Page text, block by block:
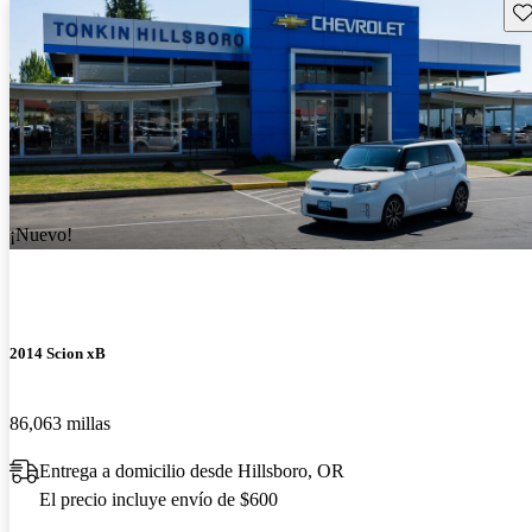
¡Nuevo!
2014 Scion xB
86,063 millas
Entrega a domicilio desde Hillsboro, OR
El precio incluye envío de $600